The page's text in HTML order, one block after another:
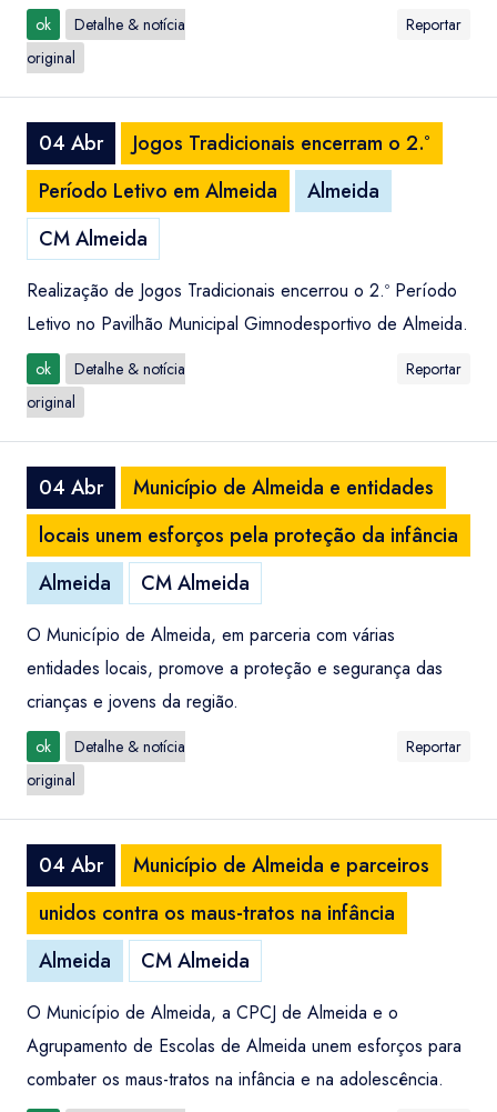
ok
Detalhe & notícia
original
Reportar
04 Abr
Jogos Tradicionais encerram o 2.º
Período Letivo em Almeida
Almeida
CM Almeida
Realização de Jogos Tradicionais encerrou o 2.º Período
Letivo no Pavilhão Municipal Gimnodesportivo de Almeida.
ok
Detalhe & notícia
original
Reportar
04 Abr
Município de Almeida e entidades
locais unem esforços pela proteção da infância
Almeida
CM Almeida
O Município de Almeida, em parceria com várias
entidades locais, promove a proteção e segurança das
crianças e jovens da região.
ok
Detalhe & notícia
original
Reportar
04 Abr
Município de Almeida e parceiros
unidos contra os maus-tratos na infância
Almeida
CM Almeida
O Município de Almeida, a CPCJ de Almeida e o
Agrupamento de Escolas de Almeida unem esforços para
combater os maus-tratos na infância e na adolescência.